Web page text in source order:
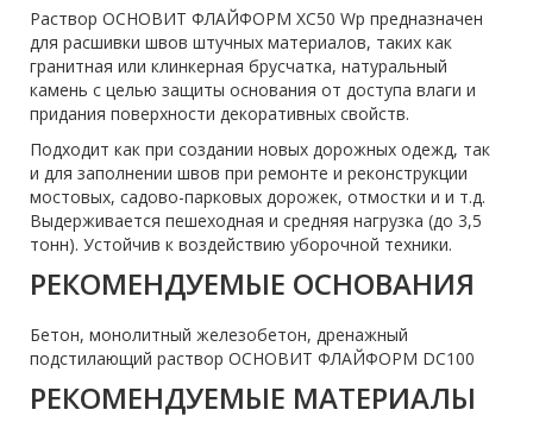
Раствор ОСНОВИТ ФЛАЙФОРМ XC50 Wp предназначен
для расшивки швов штучных материалов, таких как
гранитная или клинкерная брусчатка, натуральный
камень с целью защиты основания от доступа влаги и
придания поверхности декоративных свойств.
Подходит как при создании новых дорожных одежд, так
и для заполнении швов при ремонте и реконструкции
мостовых, садово-парковых дорожек, отмостки и и т.д.
Выдерживается пешеходная и средняя нагрузка (до 3,5
тонн). Устойчив к воздействию уборочной техники.
РЕКОМЕНДУЕМЫЕ ОСНОВАНИЯ
Бетон, монолитный железобетон, дренажный
подстилающий раствор ОСНОВИТ ФЛАЙФОРМ DC100
РЕКОМЕНДУЕМЫЕ МАТЕРИАЛЫ